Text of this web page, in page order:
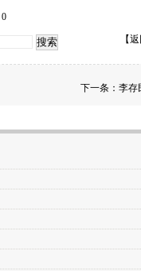
0
【
下一条： 李存